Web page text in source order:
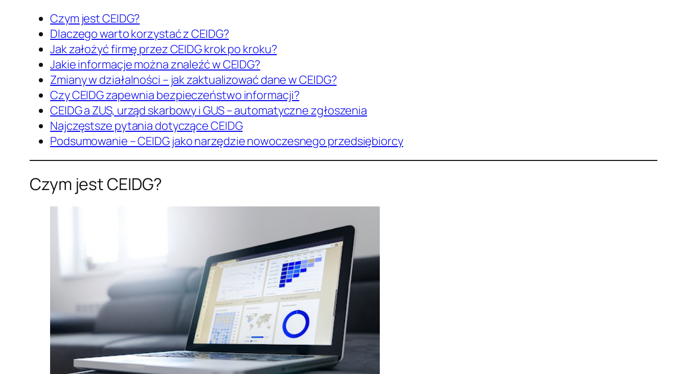
Czym jest CEIDG?
Dlaczego warto korzystać z CEIDG?
Jak założyć firmę przez CEIDG krok po kroku?
Jakie informacje można znaleźć w CEIDG?
Zmiany w działalności – jak zaktualizować dane w CEIDG?
Czy CEIDG zapewnia bezpieczeństwo informacji?
CEIDG a ZUS, urząd skarbowy i GUS – automatyczne zgłoszenia
Najczęstsze pytania dotyczące CEIDG
Podsumowanie – CEIDG jako narzędzie nowoczesnego przedsiębiorcy
Czym jest CEIDG?